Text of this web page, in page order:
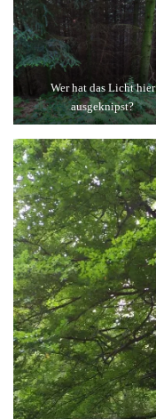
Wer hat das Licht hier
ausgeknipst?